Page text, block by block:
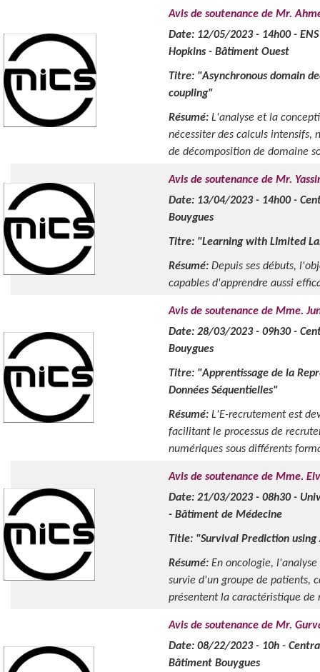
Avis de soutenance de Mr.
Date: 12/05/2023 - 14h00 -
Hopkins - Bâtiment Ouest
Titre: "Asynchronous domain
coupling"
Résumé: L'analyse et la
nécessiter des calculs intensifs,
de décomposition de domaine
Avis de soutenance de Mr.
Date: 13/04/2023 - 14h00 -
Bouygues
Titre: "Learning with LImited
Résumé: Depuis ses débuts,
capables d'apprendre aussi
Avis de soutenance de Mme.
Date: 28/03/2023 - 09h30 -
Bouygues
Titre: "Apprentissage de la
Données Séquentielles"
Résumé: L'E-recrutement est
facilitant le processus de
numériques sous différents
Avis de soutenance de Mme.
Date: 21/03/2023 - 08h30 -
- Bâtiment de Médecine
Title: "Survival Prediction
Résumé: En oncologie,
survie d'un groupe de patients,
présentent la caractéristique de
Avis de soutenance de Mr.
Date: 08/22/2023 - 10h -
Bâtiment Bouygues